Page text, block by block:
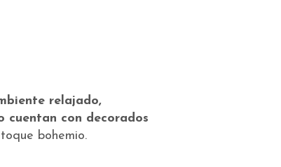
relajado,
con decorados
bohemio.